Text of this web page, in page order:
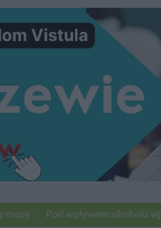
Pod wpływem alkoholu